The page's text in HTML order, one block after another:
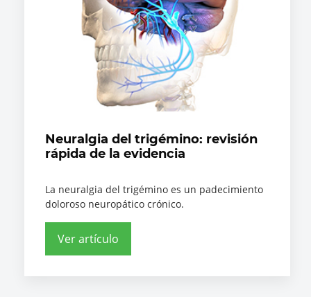
Neuralgia del trigémino: revisión
rápida de la evidencia
La neuralgia del trigémino es un padecimiento
doloroso neuropático crónico.
Ver artículo